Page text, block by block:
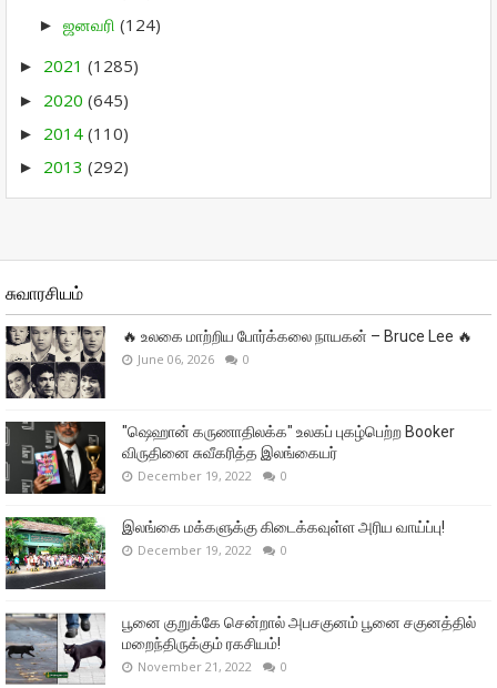
► ஜனவரி (124)
► 2021 (1285)
► 2020 (645)
► 2014 (110)
► 2013 (292)
சுவாரசியம்
🔥 உலகை மாற்றிய போர்க்கலை நாயகன் – Bruce Lee 🔥
June 06, 2026 0
"ஷெஹான் கருணாதிலக்க" உலகப் புகழ்பெற்ற Booker
விருதினை சுவீகரித்த இலங்கையர்
December 19, 2022 0
இலங்கை மக்களுக்கு கிடைக்கவுள்ள அரிய வாய்ப்பு!
December 19, 2022 0
பூனை குறுக்கே சென்றால் அபசகுனம் பூனை சகுனத்தில்
மறைந்திருக்கும் ரகசியம்!
November 21, 2022 0